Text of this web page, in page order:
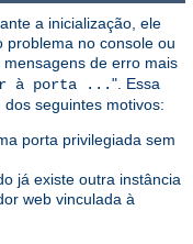
a inicialização, ele
problema no console ou
de erro mais
à porta ...". Essa
seguintes motivos:
porta privilegiada sem
já existe outra instância
web vinculada à